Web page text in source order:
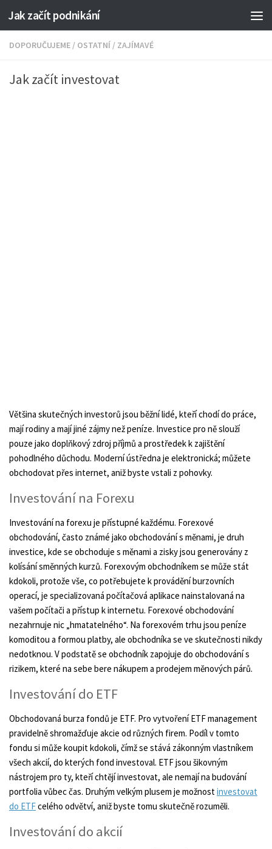
Jak začít podnikání
DOPORUČUJEME / OSTATNÍ / ZAJÍMAVÉ
Jak začít investovat
Většina skutečných investorů jsou běžní lidé, kteří chodí do práce,
mají rodiny a mají jiné zájmy než peníze. Investice pro ně slouží
pouze jako doplňkový zdroj příjmů a prostředek k zajištění
pohodlného důchodu. Moderní ústředna je elektronická; můžete
obchodovat přes internet, aniž byste vstali z pohovky.
Investování na Forexu
Investování na forexu je přístupné každému. Forexové
obchodování, často známé jako obchodování s měnami, je druh
investice, kde se obchoduje s měnami a zisky jsou generovány z
kolísání směnných kurzů. Forexovým obchodníkem se může stát
kdokoli, protože vše, co potřebujete k provádění burzovních
operací, je specializovaná počítačová aplikace nainstalovaná na
vašem počítači a přístup k internetu. Forexové obchodování
nezahrnuje nic „hmatatelného“. Na forexovém trhu jsou peníze
komoditou a formou platby, ale obchodníka se ve skutečnosti nikdy
nedotknou. V podstatě se obchodník zapojuje do obchodování s
rizikem, které na sebe bere nákupem a prodejem měnových párů.
Investování do ETF
Obchodovaná burza fondů je ETF. Pro vytvoření ETF management
pravidelně shromažďuje akcie od různých firem. Podíl v tomto
fondu si může koupit kdokoli, čímž se stává zákonným vlastníkem
všech akcií, do kterých fond investoval. ETF jsou šikovným
nástrojem pro ty, kteří chtějí investovat, ale nemají na budování
portfolia vůbec čas. Druhým velkým plusem je možnostinvestovat
do ETFcelého odvětví, aniž byste tomu skutečně rozuměli.
Investování do akcií